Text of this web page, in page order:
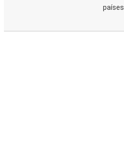
países.